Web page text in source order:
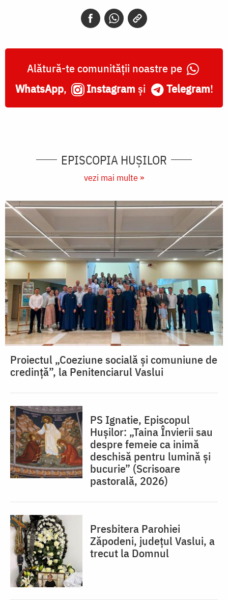
Alătură-te comunității noastre pe
WhatsApp, Instagram și Telegram!
EPISCOPIA HUŞILOR
vezi mai multe »
Proiectul „Coeziune socială și comuniune de
credință”, la Penitenciarul Vaslui
PS Ignatie, Episcopul
Hușilor: „Taina Învierii sau
despre femeie ca inimă
deschisă pentru lumină şi
bucurie” (Scrisoare
pastorală, 2026)
Presbitera Parohiei
Zăpodeni, județul Vaslui, a
trecut la Domnul